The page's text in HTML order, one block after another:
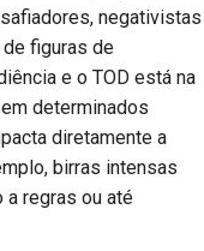
negativistas
figuras de
e o TOD está na
determinados
diretamente a
birras intensas
regras ou até